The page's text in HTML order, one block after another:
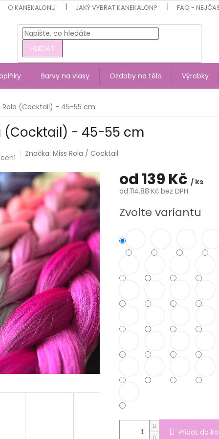
O KANEKALONU JAKÝ VYBRAT KANEKALON? FAQ -
HLEDAT
Barvy na vlasy Ozdoby na tělo Výrobky
Rola (Cocktail) - 45-55 cm
(Cocktail) - 45-55 cm
Značka:Miss Rola / Cocktail
od 139 Kč / ks
od 114,88 Kč bez DPH
cena:
Zvolte variantu
Přidat do